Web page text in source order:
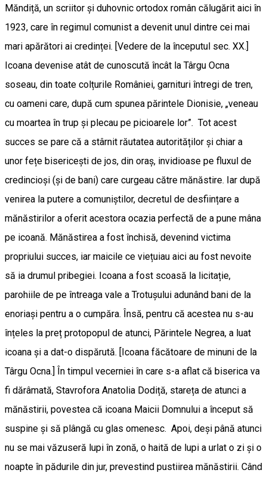
Măndiță, un scriitor și duhovnic ortodox român călugărit aici în
1923, care în regimul comunist a devenit unul dintre cei mai
mari apărători ai credinței. [Vedere de la începutul sec. XX.]
Icoana devenise atât de cunoscută încât la Târgu Ocna
soseau, din toate colțurile României, garnituri întregi de tren,
cu oameni care, după cum spunea părintele Dionisie, „veneau
cu moartea în trup și plecau pe picioarele lor”. Tot acest
succes se pare că a stârnit răutatea autorităților și chiar a
unor fețe bisericești de jos, din oraș, invidioase pe fluxul de
credincioși (și de bani) care curgeau către mănăstire. Iar după
venirea la putere a comuniștilor, decretul de desființare a
mănăstirilor a oferit acestora ocazia perfectă de a pune mâna
pe icoană. Mănăstirea a fost închisă, devenind victima
propriului succes, iar maicile ce viețuiau aici au fost nevoite
să ia drumul pribegiei. Icoana a fost scoasă la licitație,
parohiile de pe întreaga vale a Trotușului adunând bani de la
enoriași pentru a o cumpăra. Însă, pentru că acestea nu s-au
înțeles la preț protopopul de atunci, Părintele Negrea, a luat
icoana și a dat-o dispărută. [Icoana făcătoare de minuni de la
Târgu Ocna.] În timpul vecerniei în care s-a aflat că biserica va
fi dărâmată, Stavrofora Anatolia Dodiță, stareța de atunci a
mănăstirii, povestea că icoana Maicii Domnului a început să
suspine și să plângă cu glas omenesc. Apoi, deși până atunci
nu se mai văzuseră lupi în zonă, o haită de lupi a urlat o zi și o
noapte în pădurile din jur, prevestind pustiirea mănăstirii. Când